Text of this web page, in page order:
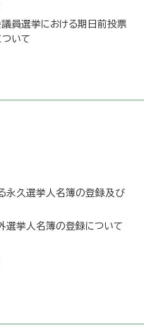
員選挙における期日前投票
いて
永久選挙人名簿の登録及び
挙人名簿の登録について